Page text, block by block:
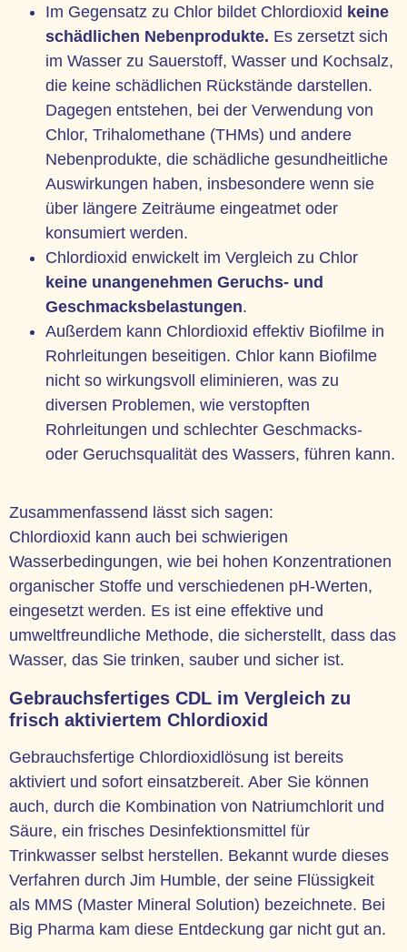
Im Gegensatz zu Chlor bildet Chlordioxid keine
schädlichen Nebenprodukte. Es zersetzt sich
im Wasser zu Sauerstoff, Wasser und Kochsalz,
die keine schädlichen Rückstände darstellen.
Dagegen entstehen, bei der Verwendung von
Chlor, Trihalomethane (THMs) und andere
Nebenprodukte, die schädliche gesundheitliche
Auswirkungen haben, insbesondere wenn sie
über längere Zeiträume eingeatmet oder
konsumiert werden.
Chlordioxid enwickelt im Vergleich zu Chlor
keine unangenehmen Geruchs- und
Geschmacksbelastungen.
Außerdem kann Chlordioxid effektiv Biofilme in
Rohrleitungen beseitigen. Chlor kann Biofilme
nicht so wirkungsvoll eliminieren, was zu
diversen Problemen, wie verstopften
Rohrleitungen und schlechter Geschmacks-
oder Geruchsqualität des Wassers, führen kann.
Zusammenfassend lässt sich sagen:
Chlordioxid kann auch bei schwierigen
Wasserbedingungen, wie bei hohen Konzentrationen
organischer Stoffe und verschiedenen pH-Werten,
eingesetzt werden. Es ist eine effektive und
umweltfreundliche Methode, die sicherstellt, dass das
Wasser, das Sie trinken, sauber und sicher ist.
Gebrauchsfertiges CDL im Vergleich zu
frisch aktiviertem Chlordioxid
Gebrauchsfertige Chlordioxidlösung ist bereits
aktiviert und sofort einsatzbereit. Aber Sie können
auch, durch die Kombination von Natriumchlorit und
Säure, ein frisches Desinfektionsmittel für
Trinkwasser selbst herstellen. Bekannt wurde dieses
Verfahren durch Jim Humble, der seine Flüssigkeit
als MMS (Master Mineral Solution) bezeichnete. Bei
Big Pharma kam diese Entdeckung gar nicht gut an.